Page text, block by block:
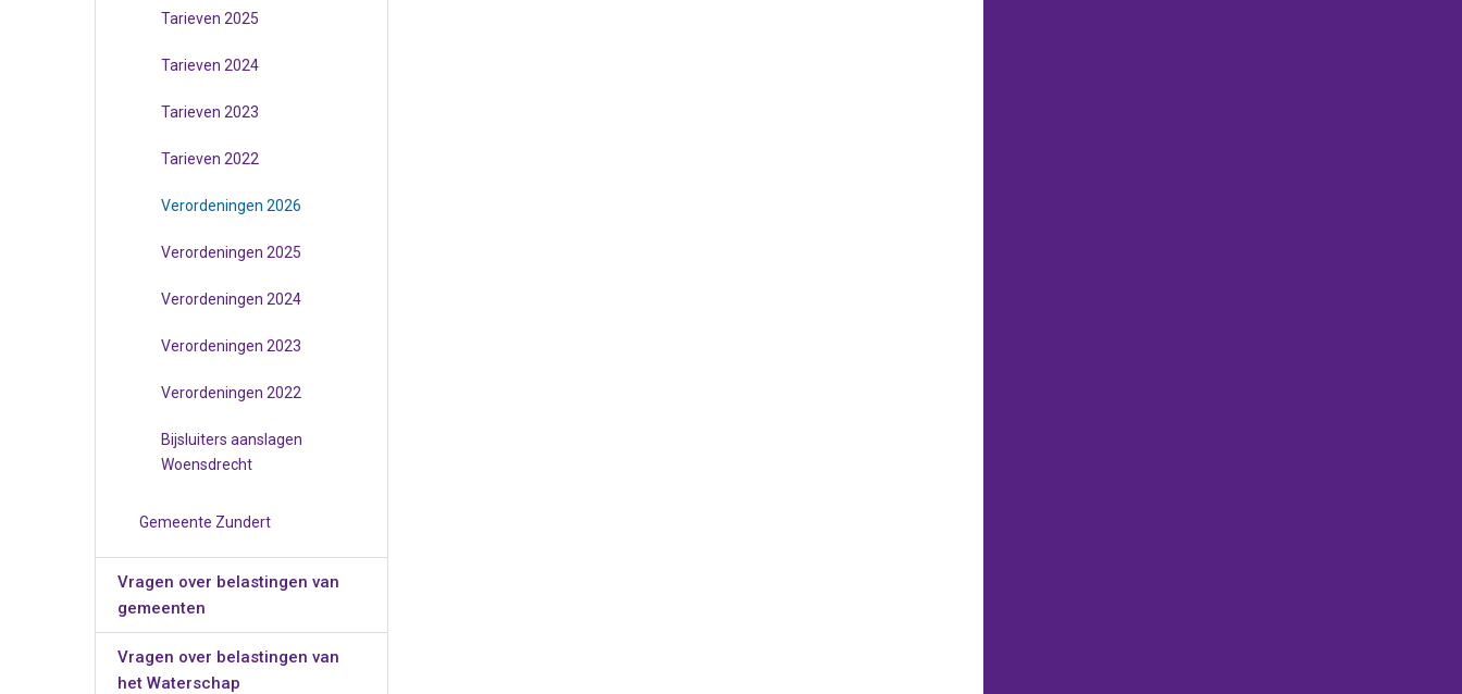
Tarieven 2025
Tarieven 2024
Tarieven 2023
Tarieven 2022
Verordeningen 2026
Verordeningen 2025
Verordeningen 2024
Verordeningen 2023
Verordeningen 2022
Bijsluiters aanslagen
Woensdrecht
Gemeente Zundert
Vragen over belastingen van
gemeenten
Vragen over belastingen van
het Waterschap